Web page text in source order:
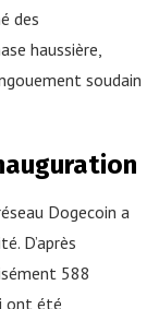
des
haussière,
soudain
Dogecoin a
D’après
588
ont été